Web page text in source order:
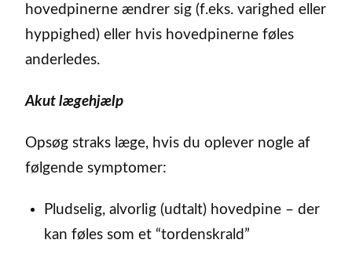
hovedpinerne ændrer sig (f.eks. varighed eller
hyppighed) eller hvis hovedpinerne føles
anderledes.
Akut lægehjælp
Opsøg straks læge, hvis du oplever nogle af
følgende symptomer:
Pludselig, alvorlig (udtalt) hovedpine – der
kan føles som et “tordenskrald”